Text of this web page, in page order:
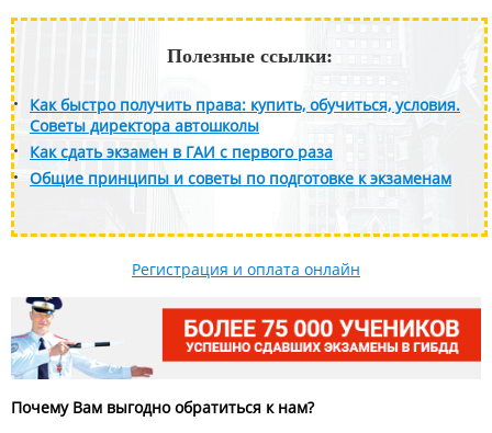
Полезные ссылки:
Как быстро получить права: купить, обучиться, условия.
Советы директора автошколы
Как сдать экзамен в ГАИ с первого раза
Общие принципы и советы по подготовке к экзаменам
Регистрация и оплата онлайн
Почему Вам выгодно обратиться к нам?